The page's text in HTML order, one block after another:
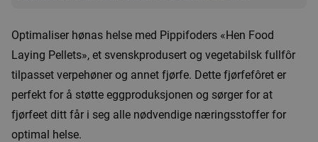
Optimaliser hønas helse med Pippifoders «Hen Food
Laying Pellets», et svenskprodusert og vegetabilsk fullfôr
tilpasset verpehøner og annet fjørfe. Dette fjørfefôret er
perfekt for å støtte eggproduksjonen og sørger for at
fjørfeet ditt får i seg alle nødvendige næringsstoffer for
optimal helse.